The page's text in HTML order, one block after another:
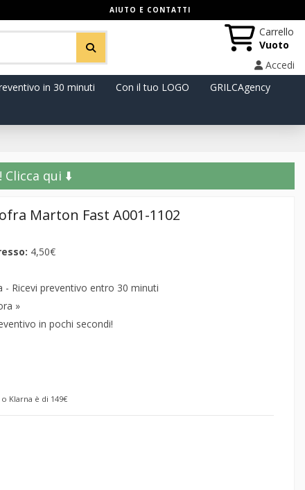
AIUTO E CONTATTI
Carrello
Vuoto
Accedi
in 30 minuti Con il tuo LOGO
GRILCAgency
qui ⬇️
Marton Fast A001-1102
4,50€
- Ricevi preventivo entro 30 minuti
»
in pochi secondi!
Klarna è di 149€